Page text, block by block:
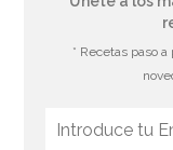
* Recetas paso a